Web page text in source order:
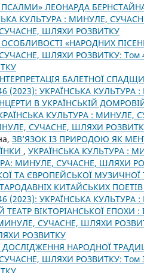
ПСАЛМИ» ЛЕОНАРДА
КУЛЬТУРА : МИНУЛЕ,
ШЛЯХИ РОЗВИТКУ
«НАРОДНИХ
ШЛЯХИ РОЗВИТКУ: Том
БАЛЕТНОЇ
(2023): УКРАЇНСЬКА
В УКРАЇНСЬКІЙ
КУЛЬТУРА : МИНУЛЕ,
СУЧАСНЕ, ШЛЯХИ
ЗВ’ЯЗОК ІЗ ПРИРОДОЮ ЯК
, УКРАЇНСЬКА КУЛЬТУРА :
МИНУЛЕ, СУЧАСНЕ, ШЛЯХИ
ТА ЄВРОПЕЙСЬКОЇ
КИТАЙСЬКИХ ПОЕТІВ
(2023): УКРАЇНСЬКА
ВІКТОРІАНСЬКОЇ ЕПОХИ
СУЧАСНЕ, ШЛЯХИ
РОЗВИТКУ
ДОСЛІДЖЕННЯ НАРОДНОЇ
ШЛЯХИ РОЗВИТКУ: Том